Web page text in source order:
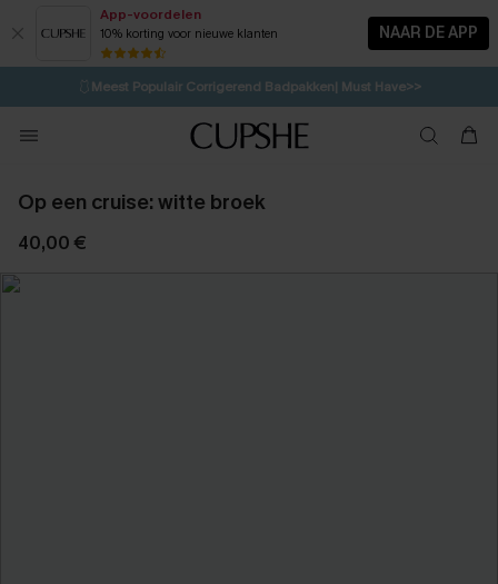
App-voordelen
10% korting voor nieuwe klanten NAAR DE APP
⚡️LAATSTE KANS | Tot 50% korting>>
🩱Meest Populair Corrigerend Badpakken| Must Have>>
💌Abonneer je & ontvang tot 15% korting>>
Koop 3, krijg 15% korting | CODE: SW15
Op een cruise: witte broek
40,00 €